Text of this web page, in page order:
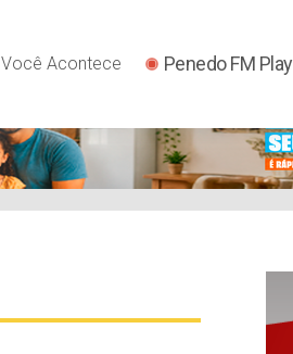
Você Acontece Penedo FM Play